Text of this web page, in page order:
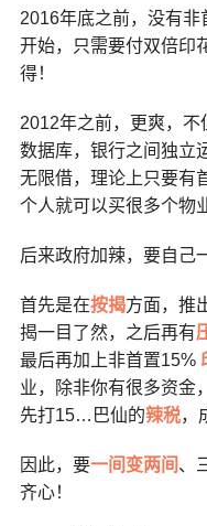
2016年底之前，没有非
开始，只需要付双倍印
得！
2012年之前，更爽，不
数据库，银行之间独立
无限借，理论上只要有
个人就可以买很多个物
后来政府加辣，要自己
首先是在按揭方面，推
揭一目了然，之后再有
最后再加上非首置15%
业，除非你有很多资金
先打15…巴仙的辣税，
因此，要一间变两间 、
齐心！